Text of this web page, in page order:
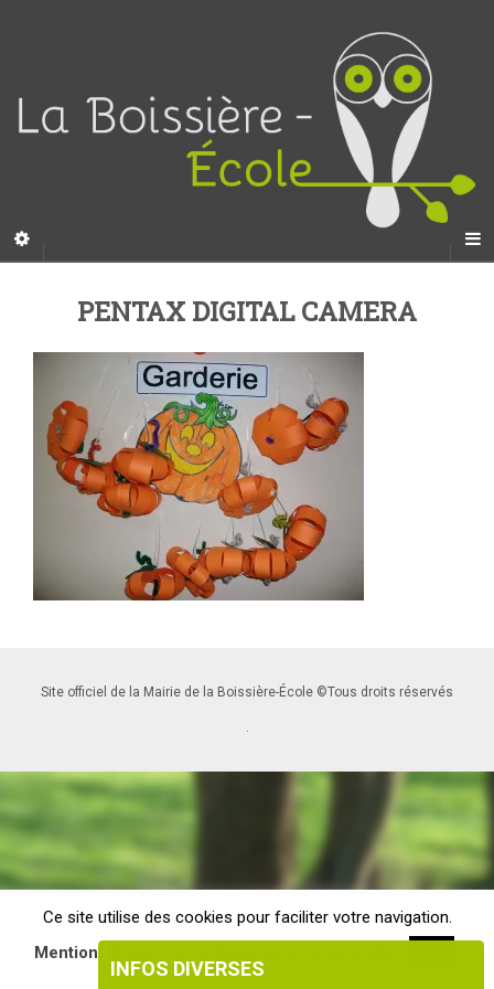
PENTAX DIGITAL CAMERA
Site officiel de la Mairie de la Boissière-École ©Tous droits réservés
Ce site utilise des cookies pour faciliter votre navigation.
Mentions légales & Politique de confidentialité
INFOS DIVERSES